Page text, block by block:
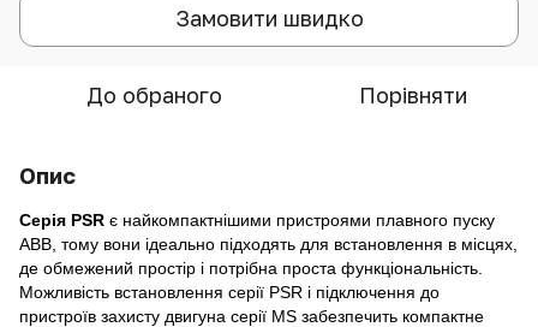
Замовити швидко
До обраного Порівняти
Опис
Серія PSR є найкомпактнішими пристроями плавного пуску
ABB , тому вони ідеально підходять для встановлення в місцях,
де обмежений простір і потрібна проста функціональність.
Можливість встановлення серії PSR і підключення до
пристроїв захисту двигуна серії MS забезпечить компактне